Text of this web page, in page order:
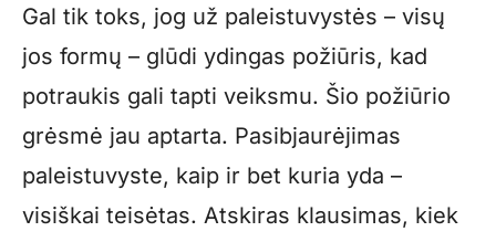
Gal tik toks, jog už paleistuvystės – visų
jos formų – glūdi ydingas požiūris, kad
potraukis gali tapti veiksmu. Šio požiūrio
grėsmė jau aptarta. Pasibjaurėjimas
paleistuvyste, kaip ir bet kuria yda –
visiškai teisėtas. Atskiras klausimas, kiek